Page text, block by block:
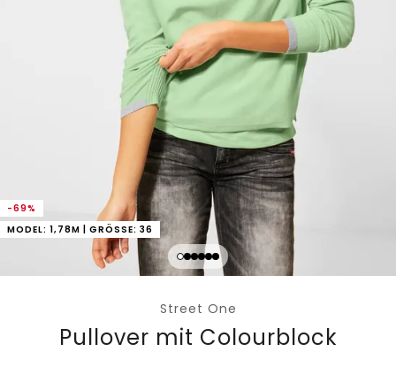
-69%
MODEL: 1,78M | GRÖSSE: 36
Street One
Pullover mit Colourblock